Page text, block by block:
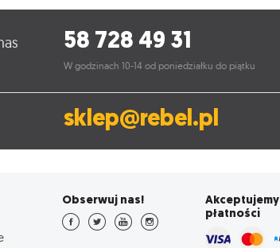
58 728 49 31
W godzinach 10-14 od poniedziałku do piątku
sklep@rebel.pl
Obserwuj nas!
Akceptujemy
płatności